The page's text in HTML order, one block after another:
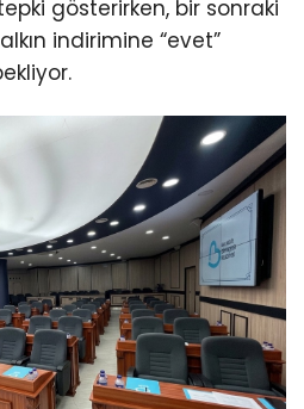
gösterirken, bir sonraki
indirimine “evet”